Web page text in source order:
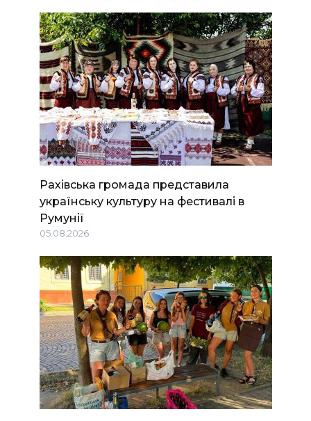
Рахівська громада представила
українську культуру на фестивалі в
Румунії
05.08.2026